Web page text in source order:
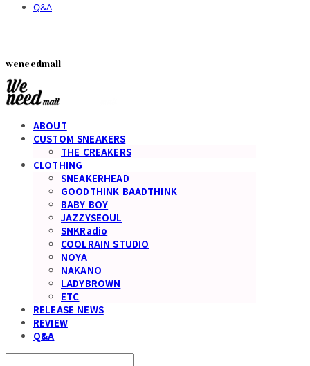
Q&A
weneedmall
ABOUT
CUSTOM SNEAKERS
THE CREAKERS
CLOTHING
SNEAKERHEAD
GOODTHINK BAADTHINK
BABY BOY
JAZZYSEOUL
SNKRadio
COOLRAIN STUDIO
NOYA
NAKANO
LADYBROWN
ETC
RELEASE NEWS
REVIEW
Q&A